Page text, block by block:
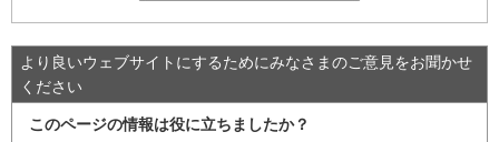
より良いウェブサイトにするためにみなさまのご意見をお聞かせ
ください
このページの情報は役に立ちましたか？